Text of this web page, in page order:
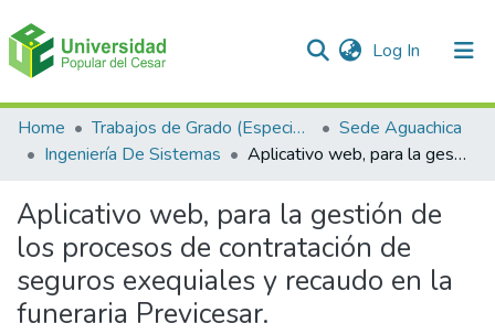
Log In (current)
Communities & Collections
All of DSpace
Statistics
Home Trabajos de Grado (Especializaciones y Pregrados)
Sede Aguachica
Ingeniería De Sistemas
Aplicativo web, para la gestión de los procesos de contratación de seguros exequiales y recaudo en la funeraria Previcesar.
Aplicativo web, para la gestión de
los procesos de contratación de
seguros exequiales y recaudo en la
funeraria Previcesar.